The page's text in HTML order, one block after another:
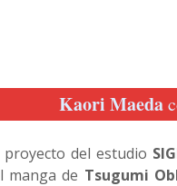
Kaori Maeda
del estudio
manga de Tsugumi